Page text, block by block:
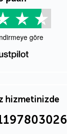
göre
hizmetinizde